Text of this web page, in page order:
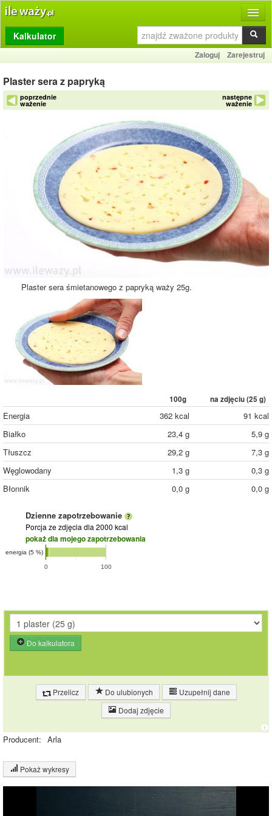
Produkty
Dziennik
Przelicznik
Porównywarka
Słownik
O stronie
Kontakt
Kalkulator
Zaloguj Zarejestruj
Plaster sera z papryką
poprzednie
ważenie
następne
ważenie
Plaster sera śmietanowego z papryką waży 25g.
100g na zdjęciu (25 g)
Energia 362 kcal
91 kcal
Białko
23,4 g
5,9 g
Tłuszcz
29,2 g
7,3 g
Węglowodany
1,3 g
0,3 g
Błonnik
0,0 g 0,0 g
Dzienne zapotrzebowanie
Porcja ze zdjęcia dla 2000 kcal
pokaż dla mojego zapotrzebowania
0 100
energia (5 %)
Do kalkulatora
Przelicz Do ulubionych
Uzupełnij dane
Dodaj zdjęcie
Producent: Arla
Pokaż wykresy
Wykres składu produktu